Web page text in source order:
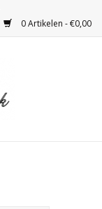
0 Artikelen - €0,00